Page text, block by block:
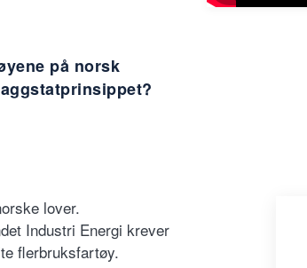
på norsk
lover.
Industri Energi krever
flerbruksfartøy.